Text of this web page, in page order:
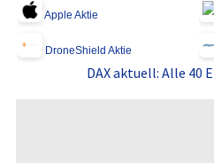
Apple Aktie
DroneShield Aktie
DAX aktuell: Alle 40